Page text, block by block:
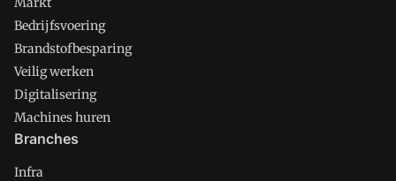
Bedrijfsvoering
Brandstofbesparing
Veilig werken
Digitalisering
Machines huren
Branches
Infra